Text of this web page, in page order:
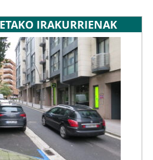
IRAKURRIENAK